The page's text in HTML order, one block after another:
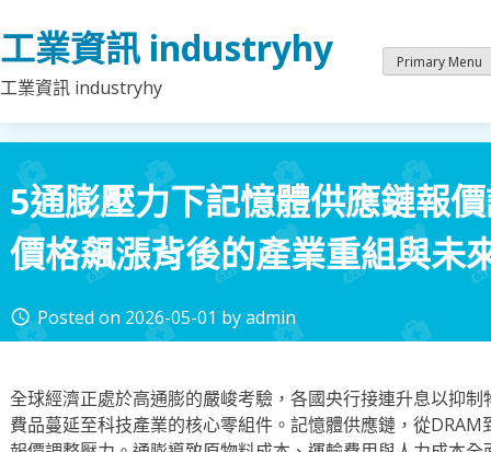
to
content
工業資訊 industryhy
工業資訊 industryhy
Primary Menu
5通膨壓力下記憶體供應鏈報
價格飆漲背後的產業重組與未
access_time Posted on 2026-05-01 byadmin
全球經濟正處於高通膨的嚴峻考驗，各國央行接連升息以抑
費品蔓延至科技產業的核心零組件。記憶體供應鏈，從